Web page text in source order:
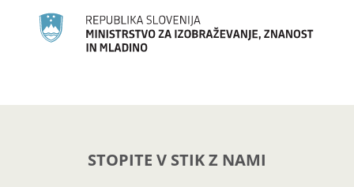
STOPITE V STIK Z NAMI